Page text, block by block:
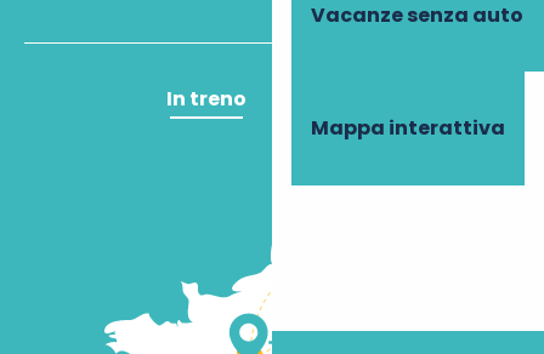
Vacanze senza auto
Mappa interattiva
In treno